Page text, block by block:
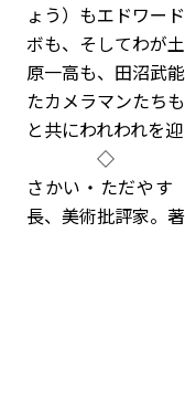
ょう）もエドワー
ボも、そしてわが
原一高も、田沼武
たカメラマンたち
と共にわれわれを
◇
さかい・ただや
長、美術批評家。